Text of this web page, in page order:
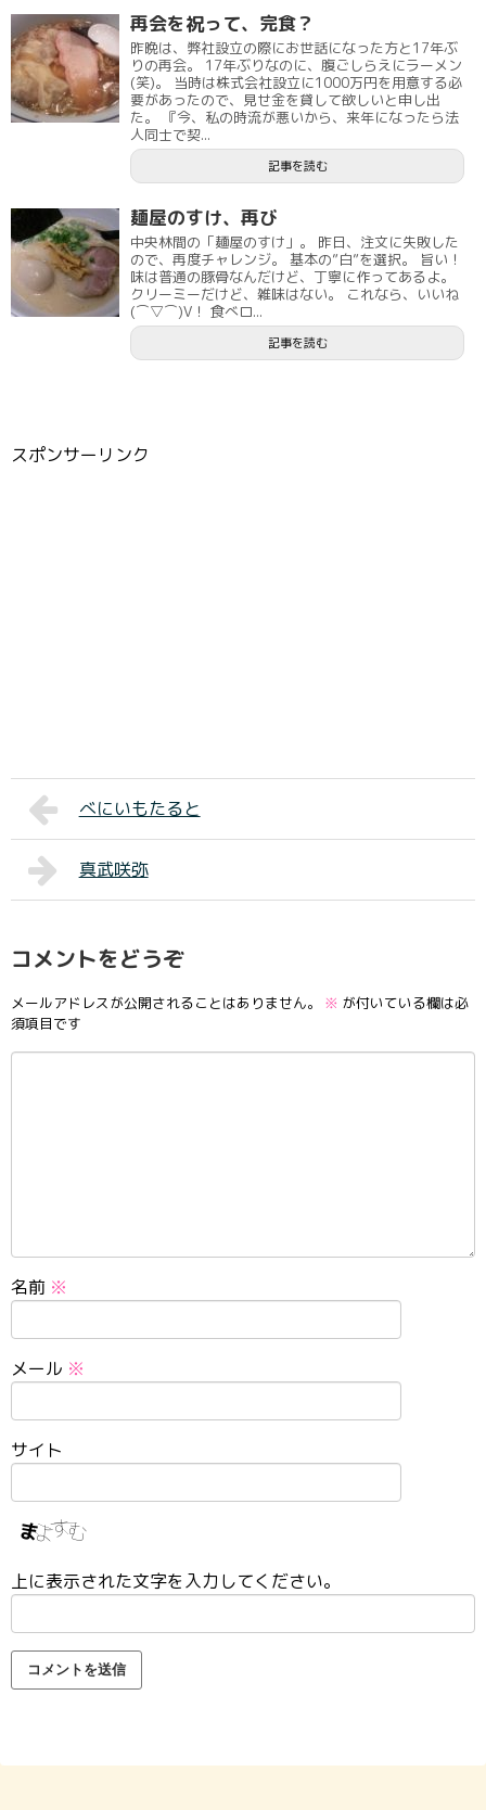
再会を祝って、完食？
昨晩は、弊社設立の際にお世話になった方と17年ぶ
りの再会。 17年ぶりなのに、腹ごしらえにラーメン
(笑)。 当時は株式会社設立に1000万円を用意する必
要があったので、見せ金を貸して欲しいと申し出
た。 『今、私の時流が悪いから、来年になったら法
人同士で契...
記事を読む
麺屋のすけ、再び
中央林間の「麺屋のすけ」。 昨日、注文に失敗した
ので、再度チャレンジ。 基本の”白”を選択。 旨い！
味は普通の豚骨なんだけど、丁寧に作ってあるよ。
クリーミーだけど、雑味はない。 これなら、いいね
(⌒▽⌒)V！ 食べロ...
記事を読む
スポンサーリンク
べにいもたると
真武咲弥
コメントをどうぞ
メールアドレスが公開されることはありません。 ※ が付いている欄は必
須項目です
名前 ※
メール ※
サイト
上に表示された文字を入力してください。